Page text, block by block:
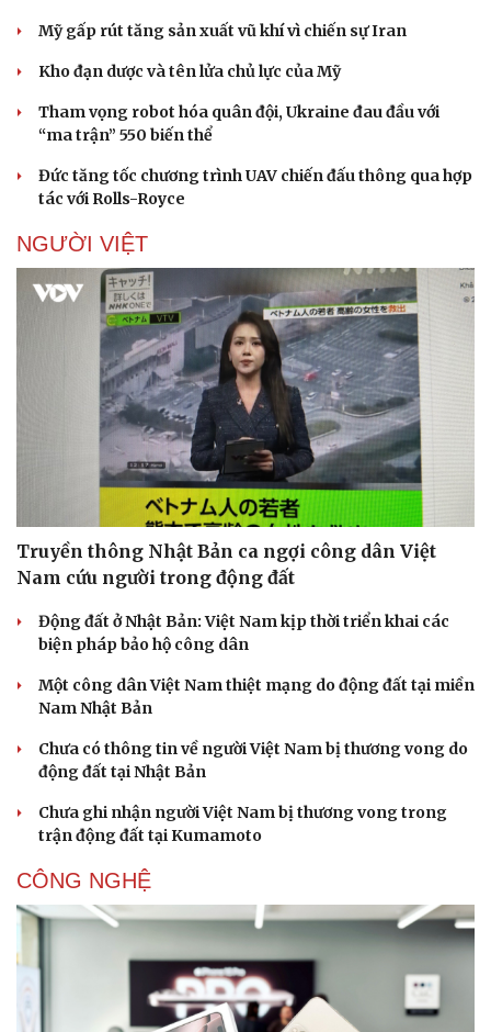
Sức khỏe
Dinh dưỡng - món ngon
Cây thuốc
Nhi khoa
Nam khoa
Phòng mạch online
Ăn sạch sống khỏe
Đời sống
Nhà đẹp
Mỹ gấp rút tăng sản xuất vũ khí vì chiến sự Iran
Kho đạn dược và tên lửa chủ lực của Mỹ
Tham vọng robot hóa quân đội, Ukraine đau đầu với
“ma trận” 550 biến thể
Đức tăng tốc chương trình UAV chiến đấu thông qua hợp
tác với Rolls-Royce
NGƯỜI VIỆT
Truyền thông Nhật Bản ca ngợi công dân Việt
Nam cứu người trong động đất
Động đất ở Nhật Bản: Việt Nam kịp thời triển khai các
biện pháp bảo hộ công dân
Một công dân Việt Nam thiệt mạng do động đất tại miền
Nam Nhật Bản
Chưa có thông tin về người Việt Nam bị thương vong do
động đất tại Nhật Bản
Chưa ghi nhận người Việt Nam bị thương vong trong
trận động đất tại Kumamoto
CÔNG NGHỆ